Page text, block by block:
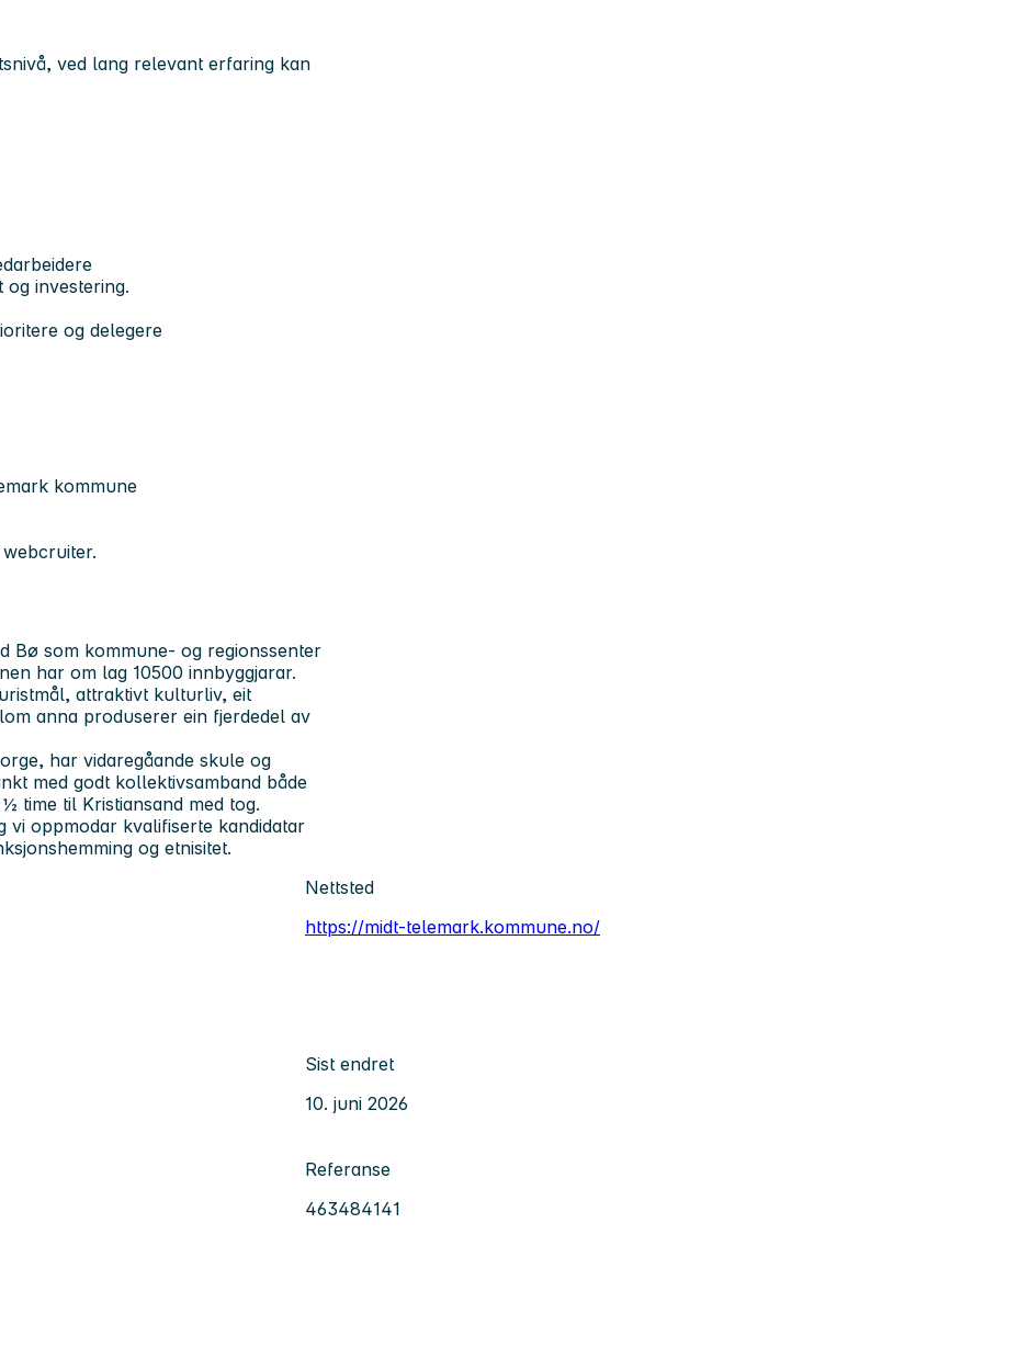
ved lang relevant erfaring kan
investering.
og delegere
kommune
Bø som kommune- og regionssenter
har om lag 10500 innbyggjarar.
attraktivt kulturliv, eit
anna produserer ein fjerdedel av
har vidaregåande skule og
med godt kollektivsamband både
time til Kristiansand med tog.
vi oppmodar kvalifiserte kandidatar
og etnisitet.
Nettsted
https://midt-telemark.kommune.no/
Sist endret
10. juni 2026
Referanse
463484141